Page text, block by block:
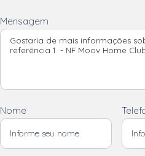
Mensagem
Nome